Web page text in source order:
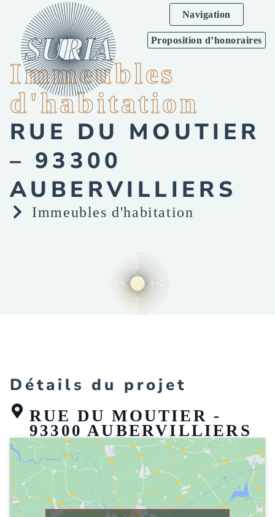
Navigation
Proposition d’honoraires
Immeubles
d'habitation
RUE DU MOUTIER
– 93300
AUBERVILLIERS
Immeubles d'habitation
Détails du projet
RUE DU MOUTIER -
93300 AUBERVILLIERS